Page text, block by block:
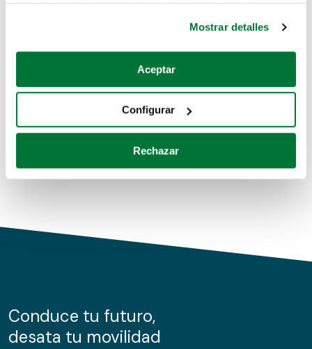
Si lo permite, también quisiéramos:
Recopilar información sobre su ubicación geográfica
Identificar su dispositivo analizándolo activamente
para buscar características específicas (huellas
Obtenga más información sobre cómo se procesan sus
de cookies.
información sobre el uso que haga del sitio web con
nuestros partners de redes sociales, publicidad y análisis
Mostrar detalles
Aceptar
Configurar
Rechazar
Coches de segunda mano
Coches de km0
Conduce tu futuro,
desata tu movilidad